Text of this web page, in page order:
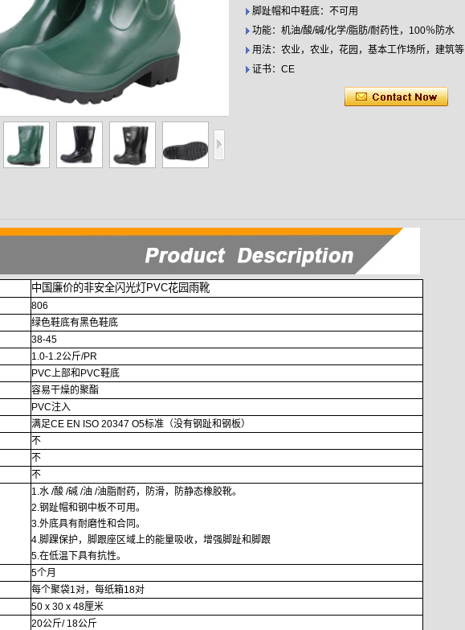
脚趾帽和中鞋底：不可用
功能：机油/酸/碱/化学/脂肪/耐药性，100％防水
用法：农业，农业，花园，基本工作场所，建筑等
证书：CE
中国廉价的非安全闪光灯PVC花园雨靴
806
绿色鞋底有黑色鞋底
38-45
1.0-1.2公斤/PR
PVC上部和PVC鞋底
容易干燥的聚酯
PVC注入
满足CE EN ISO 20347 O5标准（没有钢趾和钢板）
不
不
不
1.水 /酸 /碱 /油 /油脂耐药，防滑，防静态橡胶靴。
2.钢趾帽和钢中板不可用。
3.外底具有耐磨性和合同。
4.脚踝保护，脚跟座区域上的能量吸收，增强脚趾和脚跟
5.在低温下具有抗性。
5个月
每个聚袋1对，每纸箱18对
50 x 30 x 48厘米
20公斤/ 18公斤